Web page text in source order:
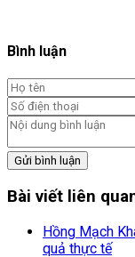
Bình luận
Gửi bình luận
Bài viết liên
Hồng Mạch
quả thực tế